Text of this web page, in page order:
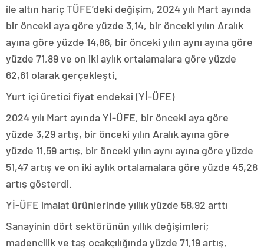
ile altın hariç TÜFE’deki değişim, 2024 yılı Mart ayında
bir önceki aya göre yüzde 3,14, bir önceki yılın Aralık
ayına göre yüzde 14,86, bir önceki yılın aynı ayına göre
yüzde 71,89 ve on iki aylık ortalamalara göre yüzde
62,61 olarak gerçekleşti.
Yurt içi üretici fiyat endeksi (Yİ-ÜFE)
2024 yılı Mart ayında Yİ-ÜFE, bir önceki aya göre
yüzde 3,29 artış, bir önceki yılın Aralık ayına göre
yüzde 11,59 artış, bir önceki yılın aynı ayına göre yüzde
51,47 artış ve on iki aylık ortalamalara göre yüzde 45,28
artış gösterdi.
Yİ-ÜFE imalat ürünlerinde yıllık yüzde 58,92 arttı
Sanayinin dört sektörünün yıllık değişimleri;
madencilik ve taş ocakçılığında yüzde 71,19 artış,